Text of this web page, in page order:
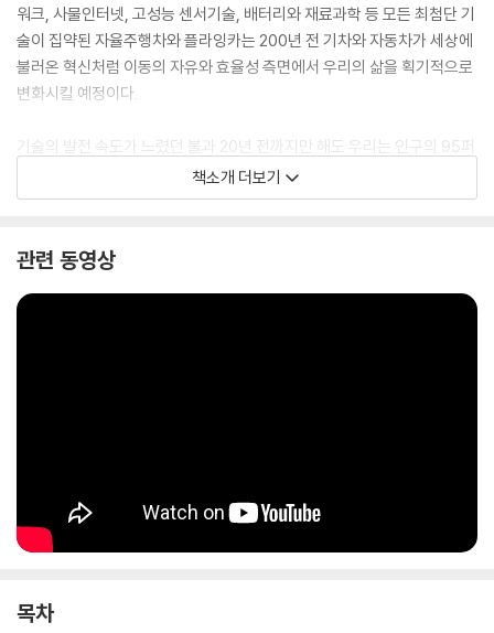
워크, 사물인터넷, 고성능 센서기술, 배터리와 재료과학 등 모든 최첨단 기
술이 집약된 자율주행차와 플라잉카는 200년 전 기차와 자동차가 세상에
불러온 혁신처럼 이동의 자유와 효율성 측면에서 우리의 삶을 획기적으로
변화시킬 예정이다.
기술의 발전 속도가 느렸던 불과 20년 전까지만 해도 우리는 인구의 95퍼
센트가 스마트폰을 사용하고 자율주행차가 상용화되는 지금과 같은 세상
의 모습은 상상조차 하지 못했다. 하지만 2021년이 시작된 지금, 기술 변
이다. 그렇다면 20년 사이에 이런 빠른 속도의 변화가 가능해진 이유는 무
그것은 바로 컨버전스, 즉 우리가 알던 수많은 기술들이 서로 ‘융합’을 시작
만디스는 이 책에서 흥미진진하고 통찰력 가득한 미래의 로드맵을 통해 기
하급수적으로 발전하는 ‘융합기술’의 물결이 우리의 일상과 사회에 미칠
크와 결합하면 어떤 일이 생길까? 오늘날 시장을 지배하는 거대한 산업들
책소개 더보기
관련 동영상
목차